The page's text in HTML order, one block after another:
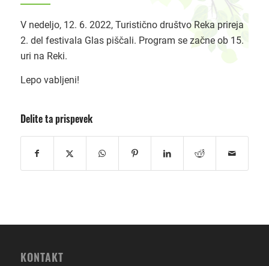
V nedeljo, 12. 6. 2022, Turistično društvo Reka prireja
2. del festivala Glas piščali. Program se začne ob 15.
uri na Reki.
Lepo vabljeni!
Delite ta prispevek
KONTAKT